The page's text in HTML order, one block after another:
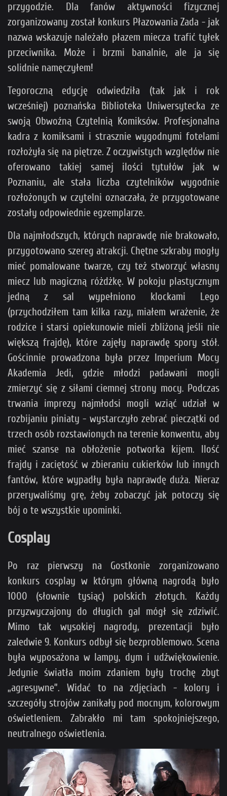
przygodzie. Dla fanów aktywności fizycznej
zorganizowany został konkurs Płazowania Zada - jak
nazwa wskazuje należało płazem miecza trafić tyłek
przeciwnika. Może i brzmi banalnie, ale ja się
solidnie namęczyłem!
Tegoroczną edycję odwiedziła (tak jak i rok
wcześniej) poznańska Biblioteka Uniwersytecka ze
swoją Obwoźną Czytelnią Komiksów. Profesjonalna
kadra z komiksami i strasznie wygodnymi fotelami
rozłożyła się na piętrze. Z oczywistych względów nie
oferowano takiej samej ilości tytułów jak w
Poznaniu, ale stała liczba czytelników wygodnie
rozłożonych w czytelni oznaczała, że przygotowane
zostały odpowiednie egzemplarze.
Dla najmłodszych, których naprawdę nie brakowało,
przygotowano szereg atrakcji. Chętne szkraby mogły
mieć pomalowane twarze, czy też stworzyć własny
miecz lub magiczną różdżkę. W pokoju plastycznym
jedną z sal wypełniono klockami Lego
(przychodziłem tam kilka razy, miałem wrażenie, że
rodzice i starsi opiekunowie mieli zbliżoną jeśli nie
większą frajdę), które zajęły naprawdę spory stół.
Gościnnie prowadzona była przez Imperium Mocy
Akademia Jedi, gdzie młodzi padawani mogli
zmierzyć się z siłami ciemnej strony mocy. Podczas
trwania imprezy najmłodsi mogli wziąć udział w
rozbijaniu piniaty - wystarczyło zebrać pieczątki od
trzech osób rozstawionych na terenie konwentu, aby
mieć szanse na obłożenie potworka kijem. Ilość
frajdy i zaciętość w zbieraniu cukierków lub innych
fantów, które wypadły była naprawdę duża. Nieraz
przerywaliśmy grę, żeby zobaczyć jak potoczy się
bój o te wszystkie upominki.
Cosplay
Po raz pierwszy na Gostkonie zorganizowano
konkurs cosplay w którym główną nagrodą było
1000 (słownie tysiąc) polskich złotych. Każdy
przyzwyczajony do długich gal mógł się zdziwić.
Mimo tak wysokiej nagrody, prezentacji było
zaledwie 9. Konkurs odbył się bezproblemowo. Scena
była wyposażona w lampy, dym i udźwiękowienie.
Jedynie światła moim zdaniem były trochę zbyt
„agresywne”. Widać to na zdjęciach - kolory i
szczegóły strojów zanikały pod mocnym, kolorowym
oświetleniem. Zabrakło mi tam spokojniejszego,
neutralnego oświetlenia.